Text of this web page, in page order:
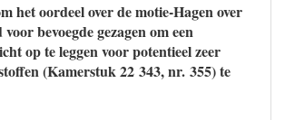
het oordeel over de motie-Hagen over
bevoegde gezagen om een
op te leggen voor potentieel zeer
(Kamerstuk 22 343, nr. 355) te